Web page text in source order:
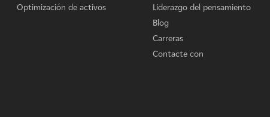
Optimización de activos
Liderazgo del pensamiento
Blog
Carreras
Contacte con